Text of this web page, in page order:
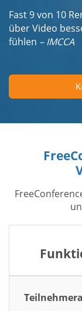
Fast 9 von 10
über Video
fühlen – IMCCA